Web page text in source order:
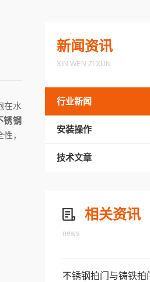
在水
锈钢
，
新闻资讯
XIN WEN ZI XUN
行业新闻
安装操作
技术文章
相关资讯
news